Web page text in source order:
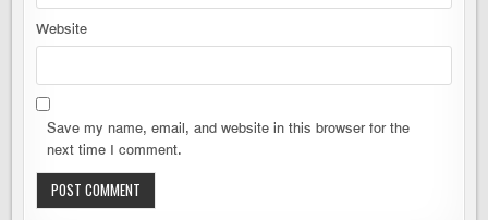
Website
Save my name, email, and website in this browser for the
next time I comment.